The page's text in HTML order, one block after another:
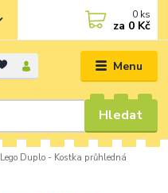
Menu
Hledat
0 ks
za 0 Kč
Lego Duplo - Kostka průhledná